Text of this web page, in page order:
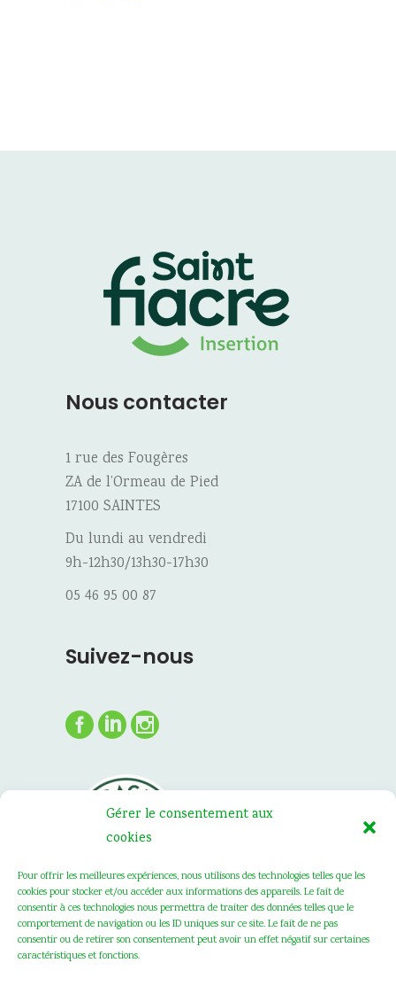
Gérer le consentement aux
cookies
Pour offrir les meilleures expériences, nous utilisons des technologies telles que les
cookies pour stocker et/ou accéder aux informations des appareils. Le fait de
consentir à ces technologies nous permettra de traiter des données telles que le
comportement de navigation ou les ID uniques sur ce site. Le fait de ne pas
consentir ou de retirer son consentement peut avoir un effet négatif sur certaines
caractéristiques et fonctions.
Nous contacter
1 rue des Fougères
ZA de l’Ormeau de Pied
17100 SAINTES
Du lundi au vendredi
9h-12h30/13h30-17h30
05 46 95 00 87
Suivez-nous